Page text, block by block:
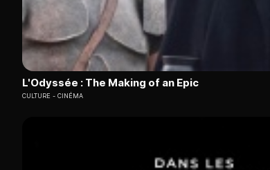
L'Odyssée : The Making of an Epic
CULTURE CINÉMA